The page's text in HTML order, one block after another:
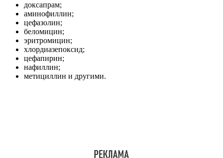
доксапрам;
аминофиллин;
цефазолин;
беломицин;
эритромицин;
хлордиазепоксид;
цефапирин;
нафиллин;
метициллин и другими.